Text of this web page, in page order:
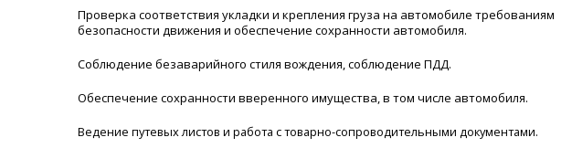
Проверка соответствия укладки и крепления груза на автомобиле требованиям
безопасности движения и обеспечение сохранности автомобиля.
Соблюдение безаварийного стиля вождения, соблюдение ПДД.
Обеспечение сохранности вверенного имущества, в том числе автомобиля.
Ведение путевых листов и работа с товарно-сопроводительными документами.